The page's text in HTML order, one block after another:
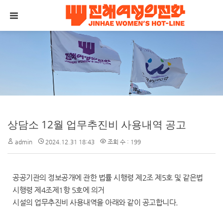
메뉴 건너뛰기
상담소 12월 업무추진비 사용내역 공고
admin 2024.12.31 18:43 조회 수 : 199
공공기관의 정보공개에 관한 법률 시행령 제2조 제5호 및 같은법
시행령 제4조제1항 5호에 의거
시설의 업무추진비 사용내역을 아래와 같이 공고합니다.